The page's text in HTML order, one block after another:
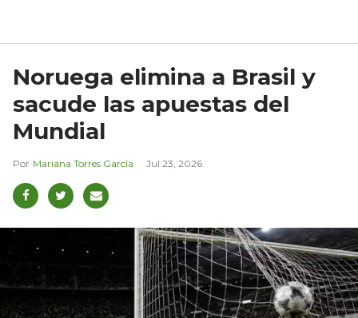
Noruega elimina a Brasil y
sacude las apuestas del
Mundial
Mariana Torres García Jul 23, 2026